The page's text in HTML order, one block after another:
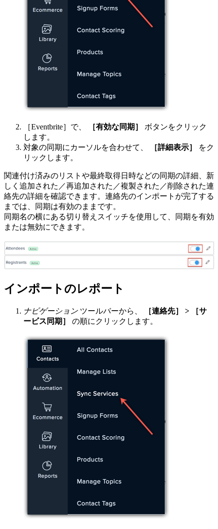
［Eventbrite］で、 ［有効な同期］ ボタンをクリック
します。
対象の同期にカーソルを合わせて、
［詳細表示］
をク
リックします。
関連付け済みのリストや最終取得日時などの同期の詳細、新
しく追加された／再追加された／複製された／削除された連
絡先の詳細を確認できます。連絡先のインポートが完了する
までは、同期は有効のままです。
同期名の横にある切り替えスイッチを使用して、同期を有効
または無効にできます。
インポートのレポート
ナビゲーション ツールバーから、
［連絡先］ > ［サ
ービス同期］ の順にクリックします。